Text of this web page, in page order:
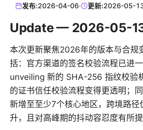
发布:2026-04-06· 更新:2026-05-
Update — 2026-05-
本次更新聚焦2026年的版本与合规
括：官方渠道的签名校验流程已进一
unveiling 新的 SHA-256 指纹校验
的证书信任校验流程变得更透明；
新增至至少7个核心地区，跨境路径
升，且对高峰期的抖动容忍度有所提